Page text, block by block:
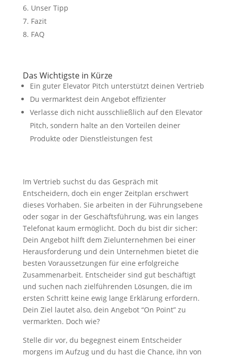
Unser Tipp
Fazit
FAQ
Das Wichtigste in Kürze
Ein guter Elevator Pitch unterstützt deinen Vertrieb
Du vermarktest dein Angebot effizienter
Verlasse dich nicht ausschließlich auf den Elevator
Pitch, sondern halte an den Vorteilen deiner
Produkte oder Dienstleistungen fest
Im Vertrieb suchst du das Gespräch mit
Entscheidern, doch ein enger Zeitplan erschwert
dieses Vorhaben. Sie arbeiten in der Führungsebene
oder sogar in der Geschäftsführung, was ein langes
Telefonat kaum ermöglicht. Doch du bist dir sicher:
Dein Angebot hilft dem Zielunternehmen bei einer
Herausforderung und dein Unternehmen bietet die
besten Voraussetzungen für eine erfolgreiche
Zusammenarbeit. Entscheider sind gut beschäftigt
und suchen nach zielführenden Lösungen, die im
ersten Schritt keine ewig lange Erklärung erfordern.
Dein Ziel lautet also, dein Angebot “On Point” zu
vermarkten. Doch wie?
Stelle dir vor, du begegnest einem Entscheider
morgens im Aufzug und du hast die Chance, ihn von